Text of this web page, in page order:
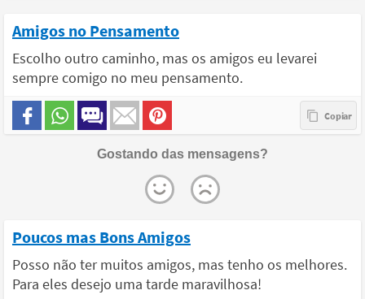
Amigos no Pensamento
Escolho outro caminho, mas os amigos eu levarei
sempre comigo no meu pensamento.
Gostando das mensagens?
Poucos mas Bons Amigos
Posso não ter muitos amigos, mas tenho os melhores.
Para eles desejo uma tarde maravilhosa!